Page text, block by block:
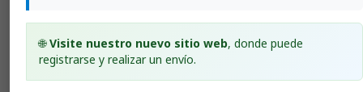
Technical and economic optimums in pork meat cuts in
two regions of Mexico.
🌐Visite nuestro nuevo sitio web, donde puede
registrarse y realizar un envío.